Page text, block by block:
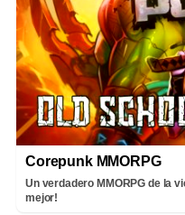
Corepunk MMORPG
Un verdadero MMORPG de la
mejor!